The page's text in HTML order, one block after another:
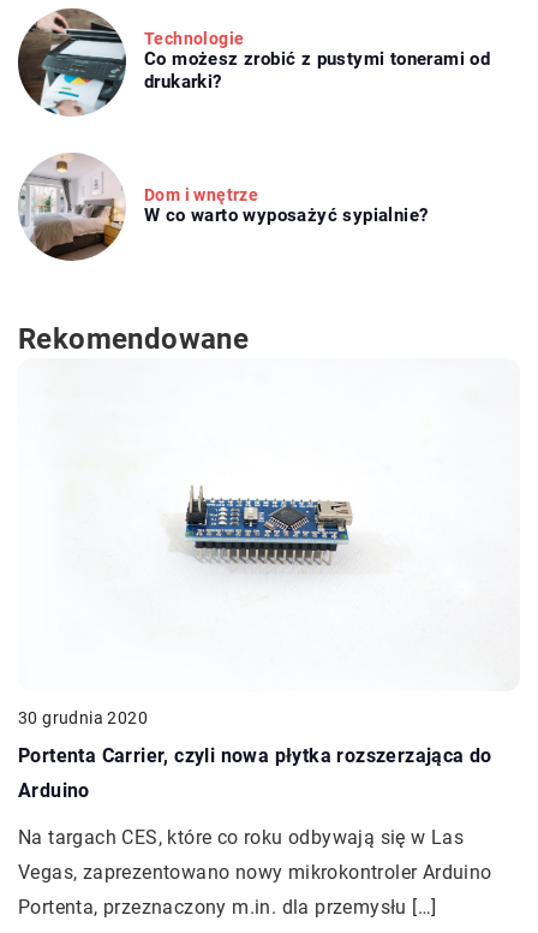
Technologie
Co możesz zrobić z pustymi tonerami od
drukarki?
Dom i wnętrze
W co warto wyposażyć sypialnie?
Rekomendowane
30 grudnia 2020
Portenta Carrier, czyli nowa płytka rozszerzająca do
Arduino
Na targach CES, które co roku odbywają się w Las
Vegas, zaprezentowano nowy mikrokontroler Arduino
Portenta, przeznaczony m.in. dla przemysłu […]